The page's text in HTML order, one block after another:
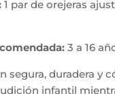
1 par de orejeras
3 a 16
segura, duradera y
infantil